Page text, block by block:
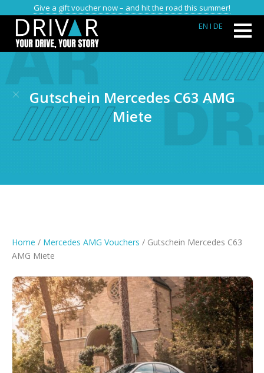
Give a gift voucher now – and hit the road this summer!
EN I DE
Gutschein Mercedes C63 AMG
Miete
Home / Mercedes AMG Vouchers / Gutschein Mercedes C63
AMG Miete